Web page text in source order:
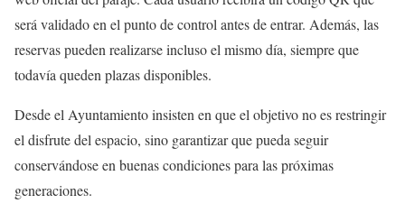
será validado en el punto de control antes de entrar. Además, las
reservas pueden realizarse incluso el mismo día, siempre que
todavía queden plazas disponibles.
Desde el Ayuntamiento insisten en que el objetivo no es restringir
el disfrute del espacio, sino garantizar que pueda seguir
conservándose en buenas condiciones para las próximas
generaciones.